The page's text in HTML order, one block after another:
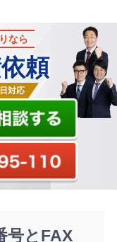
なら
頼
対応
号とFAX